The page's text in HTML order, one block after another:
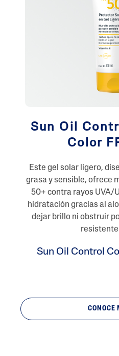
Sun Oil
Color
Este gel solar ligero,
grasa y sensible, ofrece
50+ contra rayos UVA/
hidratación gracias al
dejar brillo ni obstruir
resistente
Sun Oil Control
CONOCE